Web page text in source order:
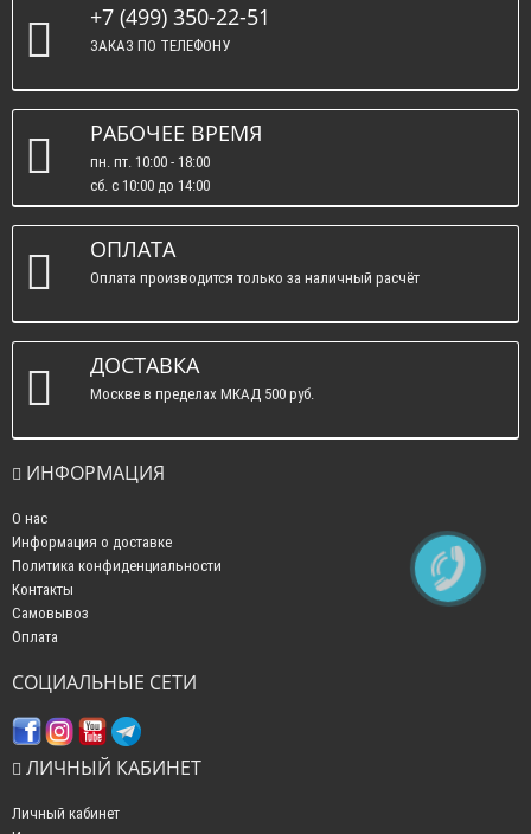
+7 (499) 350-22-51
ЗАКАЗ ПО ТЕЛЕФОНУ
РАБОЧЕЕ ВРЕМЯ
пн. пт. 10:00 - 18:00
сб. c 10:00 до 14:00
вс. : выходные.
ОПЛАТА
Оплата производится только за наличный расчёт
ДОСТАВКА
Москве в пределах МКАД 500 руб.
ИНФОРМАЦИЯ
О нас
Информация о доставке
Политика конфиденциальности
Контакты
Самовывоз
Оплата
СОЦИАЛЬНЫЕ СЕТИ
ЛИЧНЫЙ КАБИНЕТ
Личный кабинет